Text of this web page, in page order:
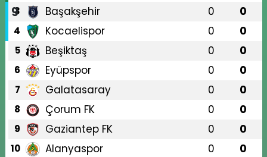
3 Başakşehir 0 0
4 Kocaelispor 0 0
5 Beşiktaş 0 0
6 Eyüpspor 0 0
7 Galatasaray 0 0
8 Çorum FK 0 0
9 Gaziantep FK 0 0
10 Alanyaspor 0 0